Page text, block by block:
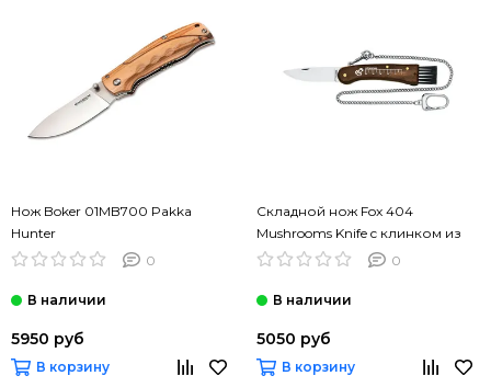
Нож Boker 01MB700 Pakka
Hunter
0
5950 руб
В корзину
Складной нож Fox 404
Mushrooms Knife c клинком из
стали 420C, рукоять дерево
0
5050 руб
В корзину